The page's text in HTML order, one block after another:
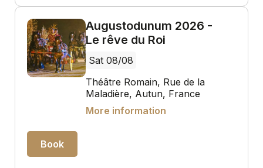
Augustodunum 2026 -
Le rêve du Roi
Sat 08/08
Théâtre Romain, Rue de la
Maladière, Autun, France
More information
Book